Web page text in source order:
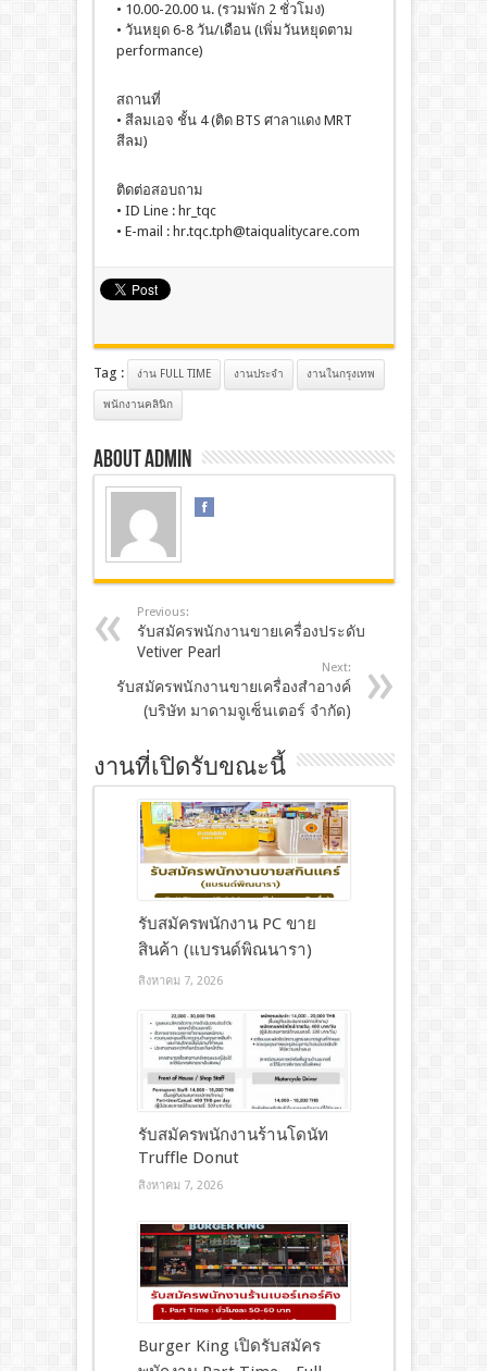
• 10.00-20.00 น. (รวมพัก 2 ชั่วโมง)
• วันหยุด 6-8 วัน/เดือน (เพิ่มวันหยุดตาม
performance)
สถานที่
• สีลมเอจ ชั้น 4 (ติด BTS ศาลาแดง MRT
สีลม)
ติดต่อสอบถาม
• ID Line : hr_tqc
• E-mail : hr.tqc.tph@taiqualitycare.com
Tag : ง่าน FULL TIME งานประจํา งานในกรุงเทพ
พนักงานคลินิก
About admin
Previous:
รับสมัครพนักงานขายเครื่องประดับ
Vetiver Pearl
Next:
รับสมัครพนักงานขายเครื่องสำอางค์
(บริษัท มาดามจูเซ็นเตอร์ จำกัด)
งานที่เปิดรับขณะนี้
รับสมัครพนักงาน PC ขาย
สินค้า (แบรนด์พิณนารา)
สิงหาคม 7, 2026
รับสมัครพนักงานร้านโดนัท
Truffle Donut
สิงหาคม 7, 2026
Burger King เปิดรับสมัคร